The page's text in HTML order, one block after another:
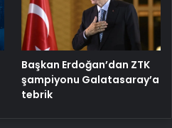
Başkan Erdoğan’dan ZTK
şampiyonu Galatasaray’a
tebrik